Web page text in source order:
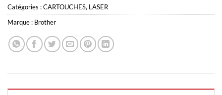
Catégories :CARTOUCHES, LASER
Marque : Brother